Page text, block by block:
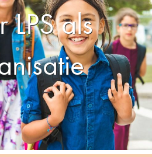
LPS als